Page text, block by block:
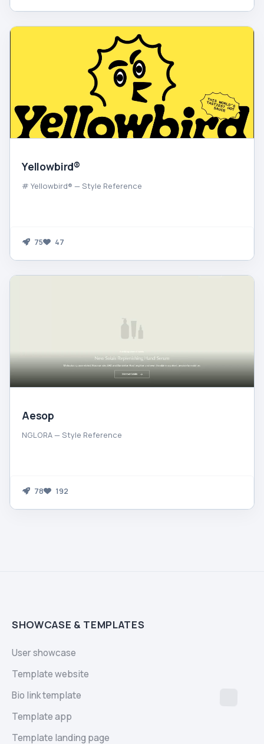
Yellowbird®
# Yellowbird® — Style Reference
75 47
Aesop
NGLORA — Style Reference
78 192
SHOWCASE & TEMPLATES
User showcase
Template website
Bio link template
Template app
Template landing page